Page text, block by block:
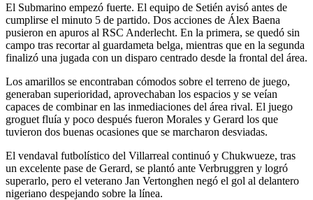
El Submarino empezó fuerte. El equipo de Setién avisó antes de
cumplirse el minuto 5 de partido. Dos acciones de Álex Baena
pusieron en apuros al RSC Anderlecht. En la primera, se quedó sin
campo tras recortar al guardameta belga, mientras que en la segunda
finalizó una jugada con un disparo centrado desde la frontal del área.
Los amarillos se encontraban cómodos sobre el terreno de juego,
generaban superioridad, aprovechaban los espacios y se veían
capaces de combinar en las inmediaciones del área rival. El juego
groguet fluía y poco después fueron Morales y Gerard los que
tuvieron dos buenas ocasiones que se marcharon desviadas.
El vendaval futbolístico del Villarreal continuó y Chukwueze, tras
un excelente pase de Gerard, se plantó ante Verbruggren y logró
superarlo, pero el veterano Jan Vertonghen negó el gol al delantero
nigeriano despejando sobre la línea.